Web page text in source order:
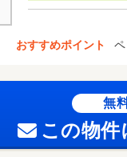
おすすめポイント
無
この物件